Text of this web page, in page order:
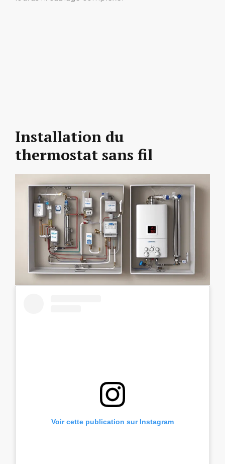
Installation du
thermostat sans fil
Voir cette publication sur Instagram